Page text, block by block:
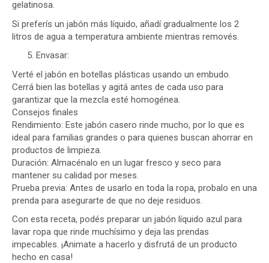
gelatinosa.
Si preferís un jabón más líquido, añadí gradualmente los 2
litros de agua a temperatura ambiente mientras removés.
Envasar:
Verté el jabón en botellas plásticas usando un embudo.
Cerrá bien las botellas y agitá antes de cada uso para
garantizar que la mezcla esté homogénea.
Consejos finales
Rendimiento: Este jabón casero rinde mucho, por lo que es
ideal para familias grandes o para quienes buscan ahorrar en
productos de limpieza.
Duración: Almacénalo en un lugar fresco y seco para
mantener su calidad por meses.
Prueba previa: Antes de usarlo en toda la ropa, probalo en una
prenda para asegurarte de que no deje residuos.
Con esta receta, podés preparar un jabón líquido azul para
lavar ropa que rinde muchísimo y deja las prendas
impecables. ¡Animate a hacerlo y disfrutá de un producto
hecho en casa!